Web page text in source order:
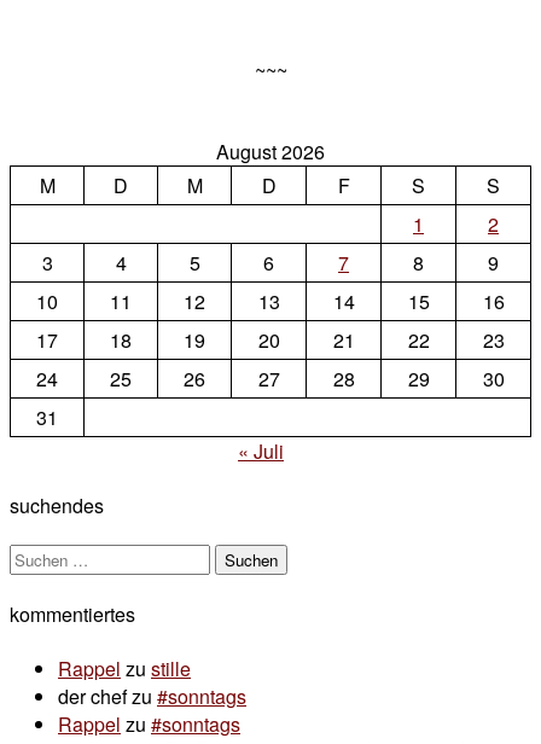
~~~
August 2026
M
D M D F S
S
1
2
3
4 5 6 7 8
9
10
11 12 13 14 15
16
17
18 19 20 21 22
23
24
25 26 27 28 29
30
31
« Juli
suchendes
Suchen
kommentiertes
Rappel zu stille
der chefzu #sonntags
Rappel zu #sonntags